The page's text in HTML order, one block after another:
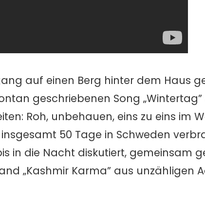
auf einen Berg hinter dem Haus
geschriebenen Song
Roh, unbehauen, eins zu eins im
50 Tage in Schweden
in die Nacht diskutiert, gemeinsam
„Kashmir Karma” aus unzähligen